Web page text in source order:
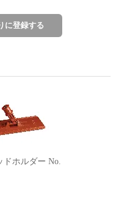
ホルダー No.